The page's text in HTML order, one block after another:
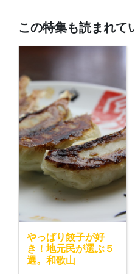
この特集も読まれて
やっぱり餃子が好
き！地元民が選ぶ５
選。和歌山